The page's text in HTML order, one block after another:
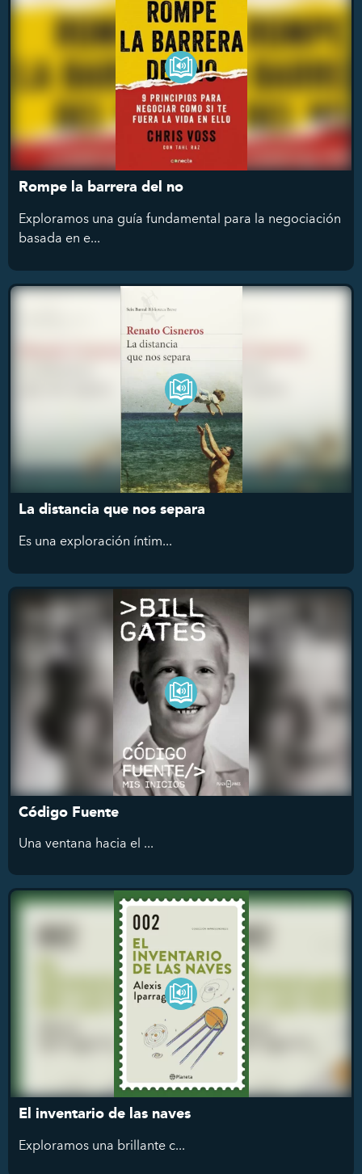
Rompe la barrera del no
Exploramos una guía fundamental para la negociación
basada en e...
La distancia que nos separa
Esuna exploración íntim...
Código Fuente
Una ventana hacia el ...
El inventario de las naves
Exploramosuna brillante c...